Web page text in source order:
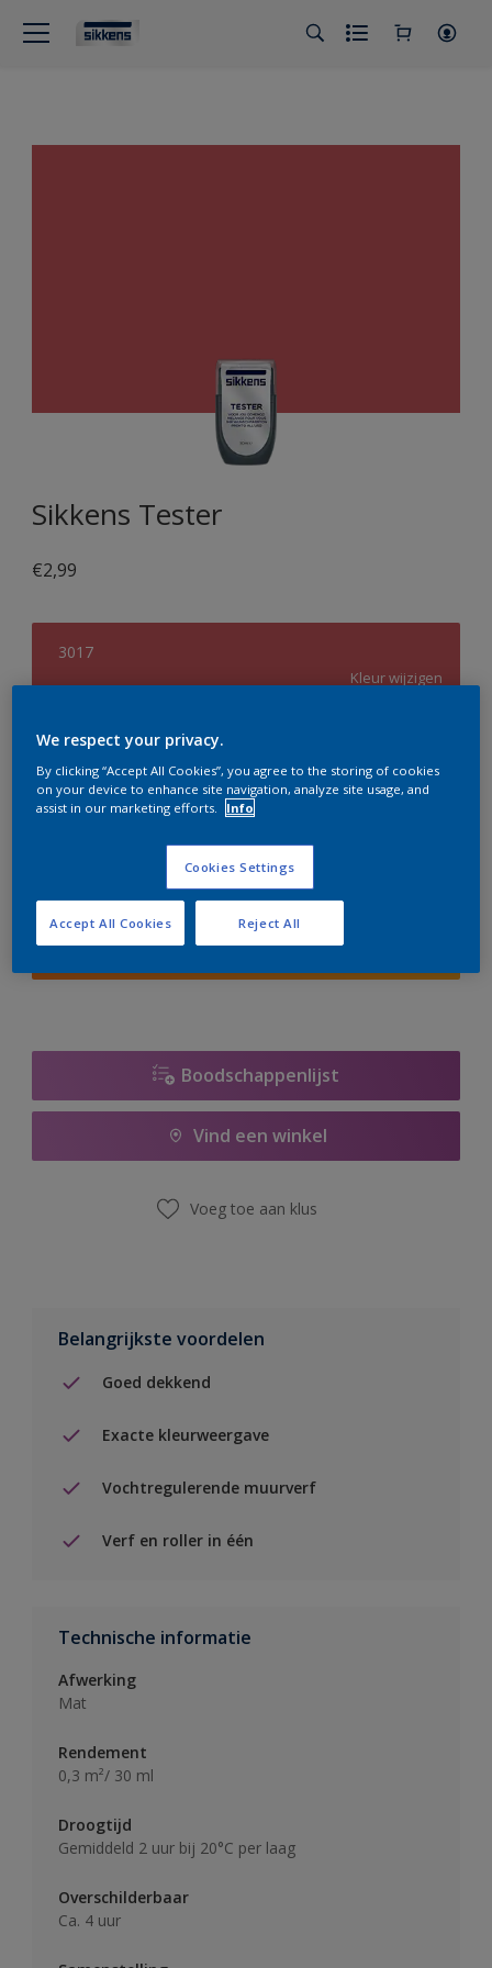
Sikkens Tester
€2,99
3017
Kleur wijzigen
Grootte
30 ML
Voeg toe aan winkelwagen
Boodschappenlijst
Vind een winkel
Voeg toe aan klus
Belangrijkste voordelen
Goed dekkend
Exacte kleurweergave
Vochtregulerende muurverf
Verf en roller in één
Technische informatie
Afwerking
Mat
Rendement
0,3 m²/ 30 ml
Droogtijd
Gemiddeld 2 uur bij 20°C per laag
Overschilderbaar
Ca. 4 uur
We respect your privacy.
By clicking “Accept All Cookies”, you agree to the storing of cookies
on your device to enhance site navigation, analyze site usage, and
assist in our marketing efforts.
Info
Cookies Settings
Reject All
Accept All Cookies